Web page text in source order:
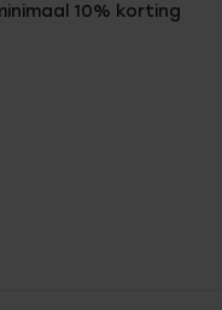
10% korting